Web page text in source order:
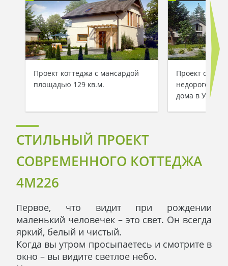
Проект коттеджа с мансардой
площадью 129 кв.м.
Проект
недорогого и
дома в
СТИЛЬНЫЙ ПРОЕКТ
СОВРЕМЕННОГО КОТТЕДЖА
4M226
Первое, что видит при рождении
маленький человечек – это свет. Он всегда
яркий, белый и чистый.
Когда вы утром просыпаетесь и смотрите в
окно – вы видите светлое небо.